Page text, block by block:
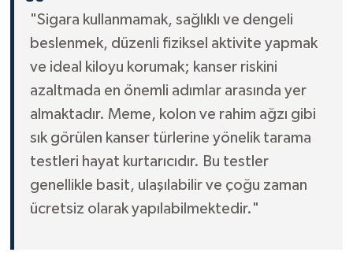
"Sigara kullanmamak, sağlıklı ve dengeli
beslenmek, düzenli fiziksel aktivite yapmak
ve ideal kiloyu korumak; kanser riskini
azaltmada en önemli adımlar arasında yer
almaktadır. Meme, kolon ve rahim ağzı gibi
sık görülen kanser türlerine yönelik tarama
testleri hayat kurtarıcıdır. Bu testler
genellikle basit, ulaşılabilir ve çoğu zaman
ücretsiz olarak yapılabilmektedir."